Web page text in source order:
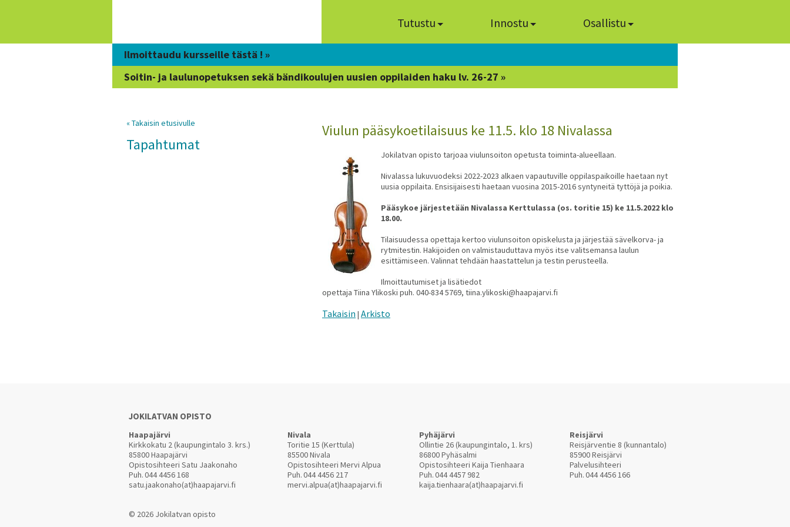
Tutustu Innostu Osallistu
Ilmoittaudu kursseille tästä ! »
Soitin- ja laulunopetuksen sekä bändikoulujen uusien oppilaiden haku lv. 26-27 »
Viulun pääsykoetilaisuus ke 11.5. klo 18 Nivalassa
Jokilatvan opisto tarjoaa viulunsoiton opetusta toiminta-alueellaan.
Nivalassa lukuvuodeksi 2022-2023 alkaen vapautuville oppilaspaikoille haetaan nyt
uusia oppilaita. Ensisijaisesti haetaan vuosina 2015-2016 syntyneitä tyttöjä ja poikia.
Pääsykoe järjestetään Nivalassa Kerttulassa (os. toritie 15) ke 11.5.2022 klo
18.00.
Tilaisuudessa opettaja kertoo viulunsoiton opiskelusta ja järjestää sävelkorva- ja
rytmitestin. Hakijoiden on valmistauduttava myös itse valitsemansa laulun
esittämiseen. Valinnat tehdään haastattelun ja testin perusteella.
Ilmoittautumiset ja lisätiedot
opettaja Tiina Ylikoski puh. 040-834 5769, tiina.ylikoski@haapajarvi.fi
Takaisin | Arkisto
« Takaisin etusivulle
Tapahtumat
JOKILATVAN OPISTO
Haapajärvi
Kirkkokatu 2 (kaupungintalo 3. krs.)
85800 Haapajärvi
Opistosihteeri Satu Jaakonaho
Puh.044 4456 168
satu.jaakonaho(at)haapajarvi.fi
Nivala
Toritie 15 (Kerttula)
85500 Nivala
Opistosihteeri Mervi Alpua
Puh.044 4456 217
mervi.alpua(at)haapajarvi.fi
Pyhäjärvi
Ollintie 26 (kaupungintalo, 1. krs)
86800 Pyhäsalmi
Opistosihteeri Kaija Tienhaara
Puh.044 4457 982
kaija.tienhaara(at)haapajarvi.fi
Reisjärvi
Reisjärventie 8 (kunnantalo)
85900 Reisjärvi
Palvelusihteeri
Puh.044 4456 166
© 2026 Jokilatvan opisto